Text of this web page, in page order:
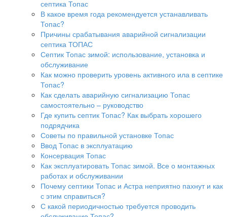
септика Топас
В какое время года рекомендуется устанавливать
Топас?
Причины срабатывания аварийной сигнализации
септика ТОПАС
Септик Топас зимой: использование, установка и
обслуживание
Как можно проверить уровень активного ила в септике
Топас?
Как сделать аварийную сигнализацию Топас
самостоятельно – руководство
Где купить септик Топас? Как выбрать хорошего
подрядчика
Советы по правильной установке Топас
Ввод Топас в эксплуатацию
Консервация Топас
Как эксплуатировать Топас зимой. Все о монтажных
работах и обслуживании
Почему септики Топас и Астра неприятно пахнут и как
с этим справиться?
С какой периодичностью требуется проводить